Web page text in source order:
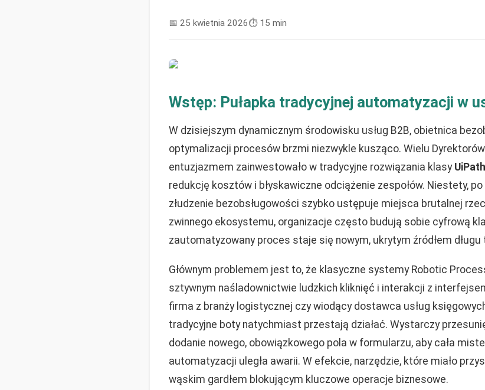
📅 25 kwietnia 2026⏱️ 15 min
Wstęp: Pułapka tradycyjnej automatyzacji w
W dzisiejszym dynamicznym środowisku usług B2B, obietnica
optymalizacji procesów brzmi niezwykle kusząco. Wielu Dyrektorów
entuzjazmem zainwestowało w tradycyjne rozwiązania klasy
redukcję kosztów i błyskawiczne odciążenie zespołów. Niestety,
złudzenie bezobsługowości szybko ustępuje miejsca brutalnej
zwinnego ekosystemu, organizacje często budują sobie cyfrową
zautomatyzowany proces staje się nowym, ukrytym źródłem
Głównym problemem jest to, że klasyczne systemy Robotic
sztywnym naśladownictwie ludzkich kliknięć i interakcji z
firma z branży logistycznej czy wiodący dostawca usług
tradycyjne boty natychmiast przestają działać. Wystarczy
dodanie nowego, obowiązkowego pola w formularzu, aby cała
automatyzacji uległa awarii. W efekcie, narzędzie, które miało
wąskim gardłem blokującym kluczowe operacje biznesowe.